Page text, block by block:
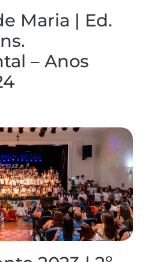
Maria | Ed.
– Anos